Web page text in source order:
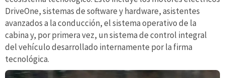
DriveOne, sistemas de software y hardware, asistentes
avanzados a la conducción, el sistema operativo de la
cabina y, por primera vez, un sistema de control integral
del vehículo desarrollado internamente por la firma
tecnológica.